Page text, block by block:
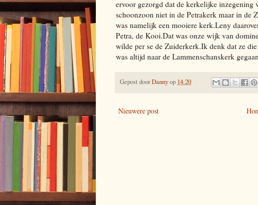
ervoor gezorgd dat de kerkelijke inzegening
schoonzoon niet in de Petrakerk maar in de
was namelijk een mooiere kerk.Leny
Petra, de Kooi.Dat was onze wijk van
wilde per se de Zuiderkerk.Ik denk dat ze
was altijd naar de Lammenschanskerk
Gepost doorDannyop 14:20
Nieuwere post